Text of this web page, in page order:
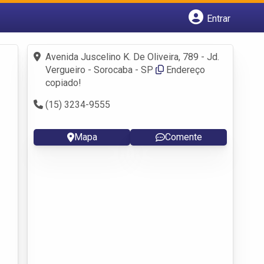
Entrar
Fazer login
Criar conta
Avenida Juscelino K. De Oliveira, 789 - Jd.
Vergueiro - Sorocaba - SP
Endereço
copiado!
(15) 3234-9555
Mapa Comente